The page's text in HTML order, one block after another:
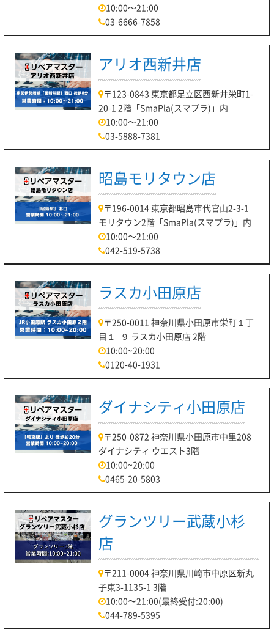
10:00～21:00
03-6666-7858
アリオ西新井店
〒123-0843 東京都足立区西新井栄町1-
20-1 2階「SmaPla(スマプラ)」内
10:00～21:00
03-5888-7381
昭島モリタウン店
〒196-0014 東京都昭島市代官山2-3-1
モリタウン2階「SmaPla(スマプラ)」内
10:00～21:00
042-519-5738
ラスカ小田原店
〒250-0011 神奈川県小田原市栄町１丁
目１−９ ラスカ小田原店 2階
10:00~20:00
0120-40-1931
ダイナシティ小田原店
〒250-0872 神奈川県小田原市中里208
ダイナシティ ウエスト3階
10:00~20:00
0465-20-5803
グランツリー武蔵小杉
店
〒211-0004 神奈川県川崎市中原区新丸
子東3-1135-1 3階
10:00〜21:00(最終受付:20:00)
044-789-5395